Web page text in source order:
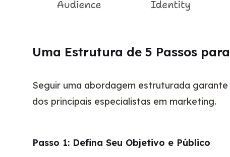
Uma Estrutura de 5 Passos
Seguir uma abordagem estruturada
dos principais especialistas em marketing.
Passo 1: Defina Seu Objetivo e Público